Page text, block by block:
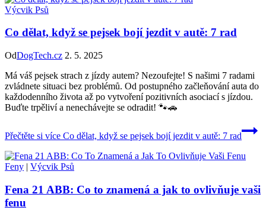
Výcvik Psů
Co dělat, když se pejsek bojí jezdit v autě: 7 rad
OdDogTech.cz 2. 5. 2025
Má váš pejsek strach z jízdy autem? Nezoufejte! S našimi 7 radami
zvládnete situaci bez problémů. Od postupného začleňování auta do
každodenního života až po vytvoření pozitivních asociací s jízdou.
Buďte trpěliví a nenechávejte se odradit! 🐾🚗
Přečtěte si více Co dělat, když se pejsek bojí jezdit v autě: 7 rad
Feny | Výcvik Psů
Fena 21 ABB: Co to znamená a jak to ovlivňuje vaši
fenu